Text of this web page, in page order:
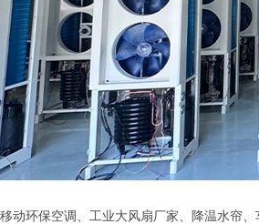
动环保空调、工业大风扇厂家、降温水帘